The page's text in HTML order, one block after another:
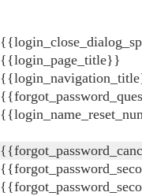
{{login_page_title}}